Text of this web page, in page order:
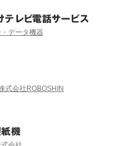
テレビ電話サービス
データ機器
式会社ROBOSHIN
機